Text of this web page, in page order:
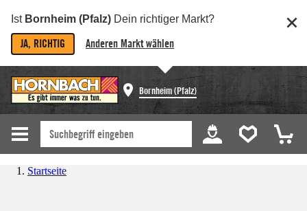
Ist Bornheim (Pfalz) Dein richtiger Markt?
JA, RICHTIG Anderen Markt wählen
Bornheim (Pfalz)
Startseite